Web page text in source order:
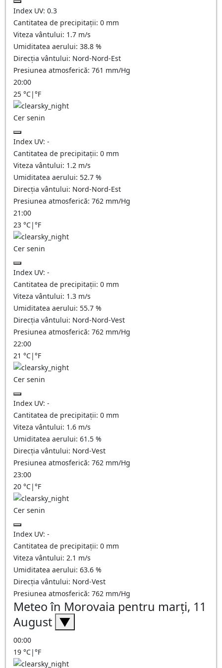
Index UV: 0.3
Cantitatea de precipitații: 0 mm
Viteza vântului: 1.7 m/s
Umiditatea aerului: 38.8 %
Direcția vântului: Nord-Nord-Est
Presiunea atmosferică: 761 mm/Hg
20:00
25 °C|°F
Cer senin
Index UV: -
Cantitatea de precipitații: 0 mm
Viteza vântului: 1.2 m/s
Umiditatea aerului: 52.7 %
Direcția vântului: Nord-Nord-Est
Presiunea atmosferică: 762 mm/Hg
21:00
23 °C|°F
Cer senin
Index UV: -
Cantitatea de precipitații: 0 mm
Viteza vântului: 1.3 m/s
Umiditatea aerului: 55.7 %
Direcția vântului: Nord-Nord-Vest
Presiunea atmosferică: 762 mm/Hg
22:00
21 °C|°F
Cer senin
Index UV: -
Cantitatea de precipitații: 0 mm
Viteza vântului: 1.6 m/s
Umiditatea aerului: 61.5 %
Direcția vântului: Nord-Vest
Presiunea atmosferică: 762 mm/Hg
23:00
20 °C|°F
Cer senin
Index UV: -
Cantitatea de precipitații: 0 mm
Viteza vântului: 2.1 m/s
Umiditatea aerului: 63.6 %
Direcția vântului: Nord-Vest
Presiunea atmosferică: 762 mm/Hg
Meteo în Morovaia pentru marți, 11
August ▼
00:00
19 °C|°F